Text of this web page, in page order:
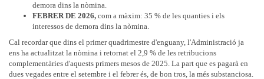
demora dins la nòmina.
FEBRER DE 2026, com a màxim: 35 % de les quanties i els
interessos de demora dins la nòmina.
Cal recordar que dins el primer quadrimestre d'enguany, l'Administració ja
ens ha actualitzat la nòmina i retornat el 2,9 % de les retribucions
complementàries d'aquests primers mesos de 2025. La part que es pagarà en
dues vegades entre el setembre i el febrer és, de bon tros, la més substanciosa.